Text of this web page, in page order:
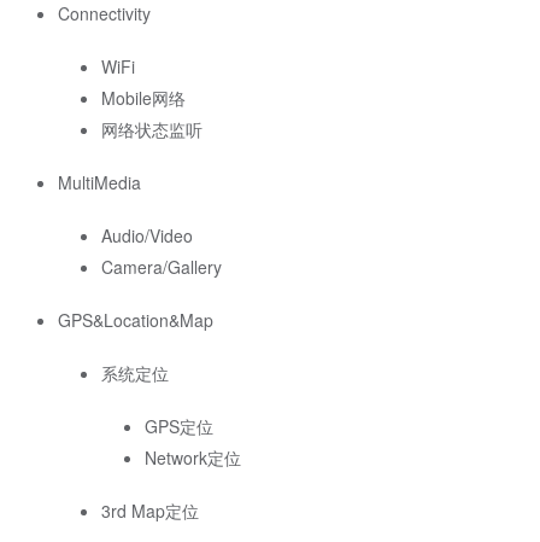
Connectivity
WiFi
Mobile网络
网络状态监听
MultiMedia
Audio/Video
Camera/Gallery
GPS&Location&Map
系统定位
GPS定位
Network定位
3rd Map定位